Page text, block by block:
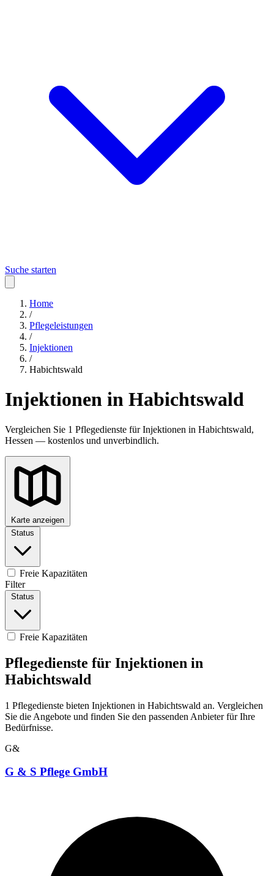
Suche starten
Home
/
Pflegeleistungen
/
Injektionen
/
Habichtswald
Injektionen in Habichtswald
Vergleichen Sie 1 Pflegedienste für Injektionen in Habichtswald,
Hessen — kostenlos und unverbindlich.
Karte anzeigen
Status
Freie Kapazitäten
Filter
Status
Freie Kapazitäten
Pflegedienste für Injektionen in
Habichtswald
1 Pflegedienste bieten Injektionen in Habichtswald an. Vergleichen
Sie die Angebote und finden Sie den passenden Anbieter für Ihre
Bedürfnisse.
G&
G & S Pflege GmbH